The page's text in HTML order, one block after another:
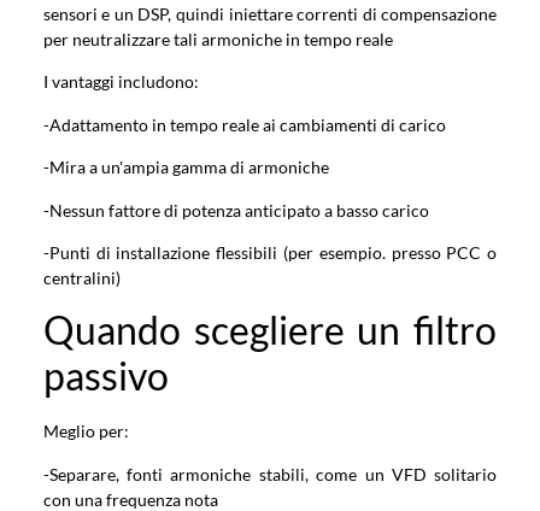
sensori e un DSP, quindi iniettare correnti di compensazione
per neutralizzare tali armoniche in tempo reale
I vantaggi includono:
-Adattamento in tempo reale ai cambiamenti di carico
-Mira a un'ampia gamma di armoniche
-Nessun fattore di potenza anticipato a basso carico
-Punti di installazione flessibili (per esempio. presso PCC o
centralini)
Quando scegliere un filtro
passivo
Meglio per:
-Separare, fonti armoniche stabili, come un VFD solitario
con una frequenza nota